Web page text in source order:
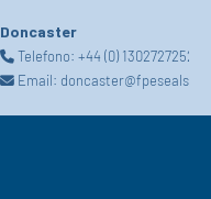
Doncaster
Telefono:+44 (0) 1302727252
Email: